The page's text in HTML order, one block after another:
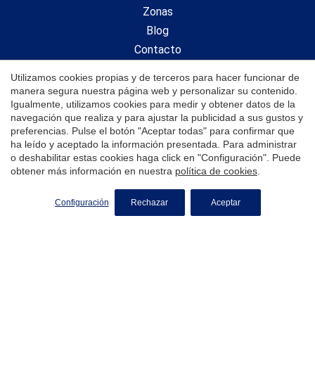
Zonas
Blog
Contacto
Aviso Legal
Política de Privacidad
Política de Cookies
Utilizamos cookies propias y de terceros para hacer funcionar de
manera segura nuestra página web y personalizar su contenido.
Igualmente, utilizamos cookies para medir y obtener datos de la
navegación que realiza y para ajustar la publicidad a sus gustos y
preferencias. Pulse el botón "Aceptar todas" para confirmar que
ha leído y aceptado la información presentada. Para administrar
o deshabilitar estas cookies haga click en "Configuración". Puede
obtener más información en nuestra política de cookies
Configuración Rechazar Aceptar